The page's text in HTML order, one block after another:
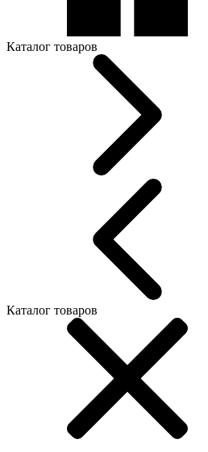
Каталог товаров
Каталог товаров